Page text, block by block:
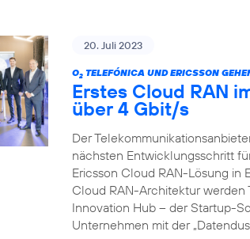
20. Juli 2023
O2 TELEFÓNICA UND ERICSSON
Erstes Cloud RAN
über 4 Gbit/s
Der
nächsten Entwicklungsschritt
Ericsson Cloud RAN-Lösung in
Cloud RAN-Architektur werden
Innovation Hub – der Startup-
Unternehmen mit der